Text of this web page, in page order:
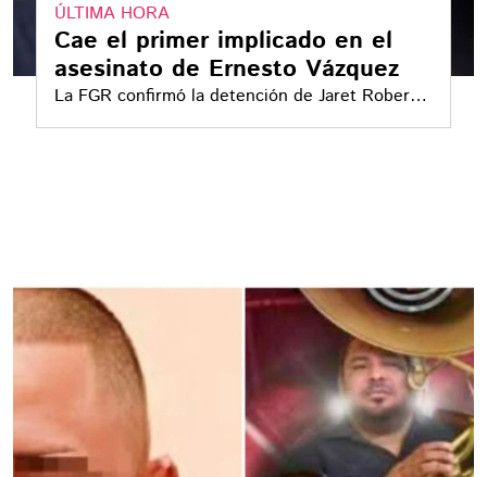
ÚLTIMA HORA
Cae el primer implicado en el
asesinato de Ernesto Vázquez
La FGR confirmó la detención de Jaret Roberto
“N”, presunto integrante de "Los Metros"